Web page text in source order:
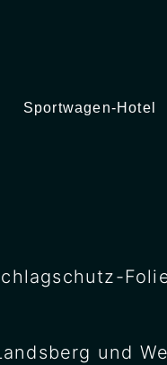
Sportwagen-Hotel
und